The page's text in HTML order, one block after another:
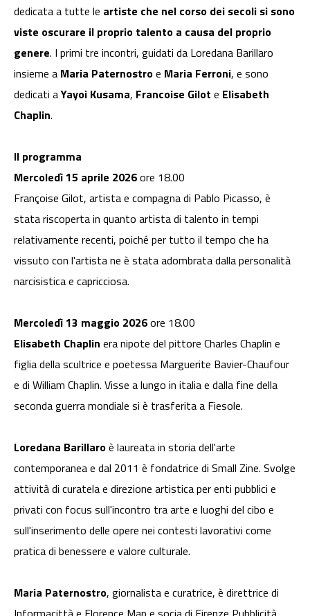
dedicata a tutte le artiste che nel corso dei secoli si sono
viste oscurare il proprio talento a causa del proprio
genere. I primi tre incontri, guidati da Loredana Barillaro
insieme a Maria Paternostroe Maria Ferroni, e sono
dedicati aYayoi Kusama, Francoise Gilot e Elisabeth
Chaplin.
Il programma
Mercoledì 15 aprile 2026ore 18.00
Françoise Gilot, artista e compagna di Pablo Picasso, è
stata riscoperta in quanto artista di talento in tempi
relativamente recenti, poiché per tutto il tempo che ha
vissuto con l'artista ne è stata adombrata dalla personalità
narcisistica e capricciosa.
Mercoledì 13 maggio 2026ore 18.00
Elisabeth Chaplin era nipote del pittore Charles Chaplin e
figlia della scultrice e poetessa Marguerite Bavier-Chaufour
e di William Chaplin. Visse a lungo in italia e dalla fine della
seconda guerra mondiale si è trasferita a Fiesole.
Loredana Barillaroè laureata in storia dell'arte
contemporanea e dal 2011 è fondatrice di Small Zine. Svolge
attività di curatela e direzione artistica per enti pubblici e
privati con focus sull'incontro tra arte e luoghi del cibo e
sull'inserimento delle opere nei contesti lavorativi come
pratica di benessere e valore culturale.
Maria Paternostro, giornalista e curatrice, è direttrice di